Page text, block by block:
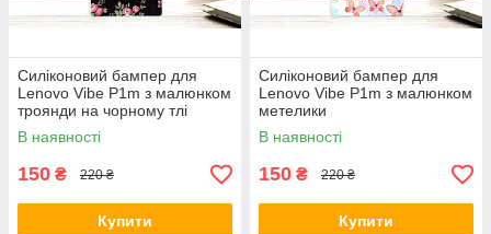
Силіконовий бампер для
Lenovo Vibe P1m з малюнком
троянди на чорному тлі
В наявності
150 ₴ 220 ₴
Купити
Силіконовий бампер для
Lenovo Vibe P1m з малюнком
метелики
В наявності
150 ₴ 220 ₴
Купити